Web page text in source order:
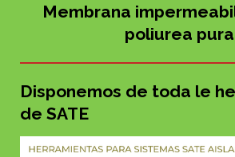
Membrana
poliurea pura
Disponemos de toda le
de SATE